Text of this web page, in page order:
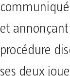
et annonçant
procédure
ses deux